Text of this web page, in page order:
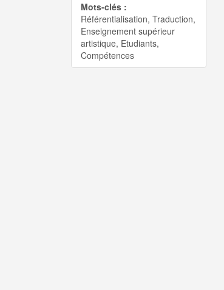
Mots-clés :
Référentialisation, Traduction,
Enseignement supérieur
artistique, Etudiants,
Compétences